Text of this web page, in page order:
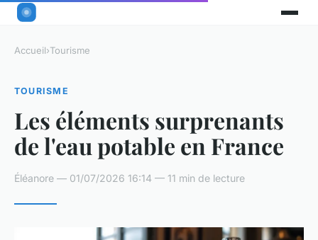
Accueil›Tourisme
TOURISME
Les éléments surprenants
de l'eau potable en France
Éléanore — 01/07/2026 16:14 — 11 min de lecture